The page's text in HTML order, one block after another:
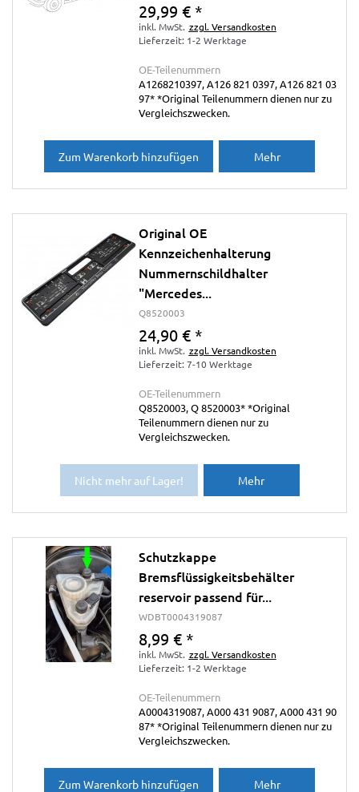
29,99 € *
inkl. MwSt. zzgl. Versandkosten
Lieferzeit: 1-2 Werktage
OE-Teilenummern
A1268210397, A126 821 0397, A126 821 03
97* *Original Teilenummern dienen nur zu
Vergleichszwecken.
Zum Warenkorb hinzufügen Mehr
Original OE
Kennzeichenhalterung
Nummernschildhalter
"Mercedes...
Q8520003
24,90 € *
inkl. MwSt. zzgl. Versandkosten
Lieferzeit: 7-10 Werktage
OE-Teilenummern
Q8520003, Q 8520003* *Original
Teilenummern dienen nur zu
Vergleichszwecken.
Nicht mehr auf Lager! Mehr
Schutzkappe
Bremsflüssigkeitsbehälter
reservoir passend für...
WDBT0004319087
8,99 € *
inkl. MwSt. zzgl. Versandkosten
Lieferzeit: 1-2 Werktage
OE-Teilenummern
A0004319087, A000 431 9087, A000 431 90
87* *Original Teilenummern dienen nur zu
Vergleichszwecken.
Zum Warenkorb hinzufügen Mehr